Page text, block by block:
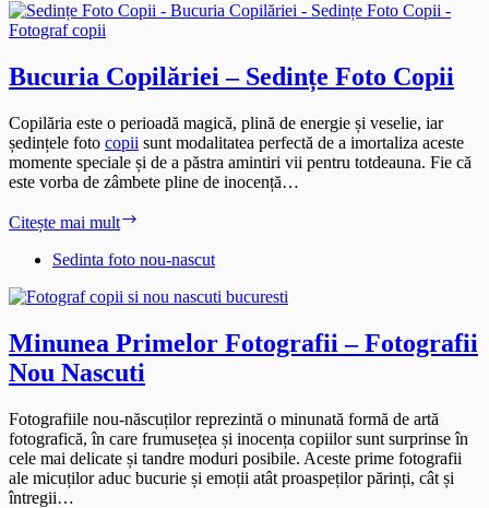
Îmbrățișând
Unice
Bucuria Copilăriei – Sedințe Foto Copii
Copilăria este o perioadă magică, plină de energie și veselie, iar
ședințele foto copii sunt modalitatea perfectă de a imortaliza aceste
momente speciale și de a păstra amintiri vii pentru totdeauna. Fie că
este vorba de zâmbete pline de inocență…
Citește mai mult
–
Foto
Sedinta foto nou-nascut
Minunea Primelor Fotografii – Fotografii
Nou Nascuti
Fotografiile nou-născuților reprezintă o minunată formă de artă
fotografică, în care frumusețea și inocența copiilor sunt surprinse în
cele mai delicate și tandre moduri posibile. Aceste prime fotografii
ale micuților aduc bucurie și emoții atât proaspeților părinți, cât și
întregii…